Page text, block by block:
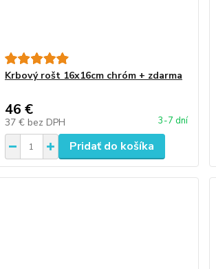
Krbový rošt 16x16cm chróm + zdarma
46 €
37 € bez DPH 3-7 dní
Pridať do košíka